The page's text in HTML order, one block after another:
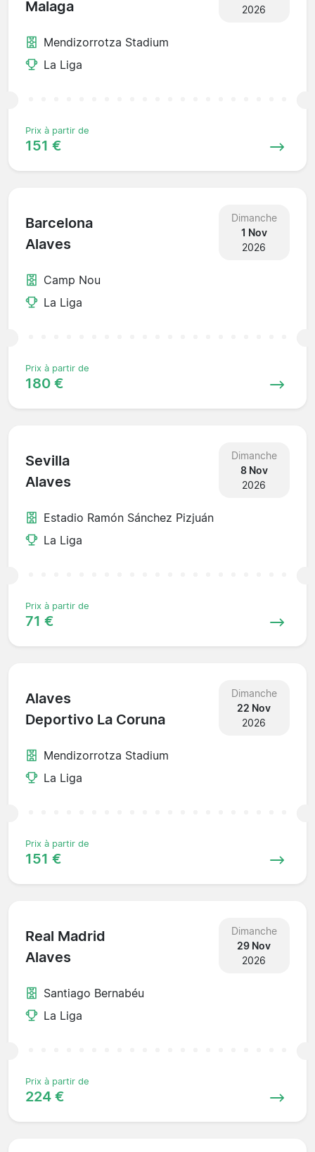
Malaga
2026
Mendizorrotza Stadium
La Liga
Prix à partir de
151 €
Barcelona
Alaves
Dimanche
1 Nov
2026
Camp Nou
La Liga
Prix à partir de
180 €
Sevilla
Alaves
Dimanche
8 Nov
2026
Estadio Ramón Sánchez Pizjuán
La Liga
Prix à partir de
71 €
Alaves
Deportivo La Coruna
Dimanche
22 Nov
2026
Mendizorrotza Stadium
La Liga
Prix à partir de
151 €
Real Madrid
Alaves
Dimanche
29 Nov
2026
Santiago Bernabéu
La Liga
Prix à partir de
224 €